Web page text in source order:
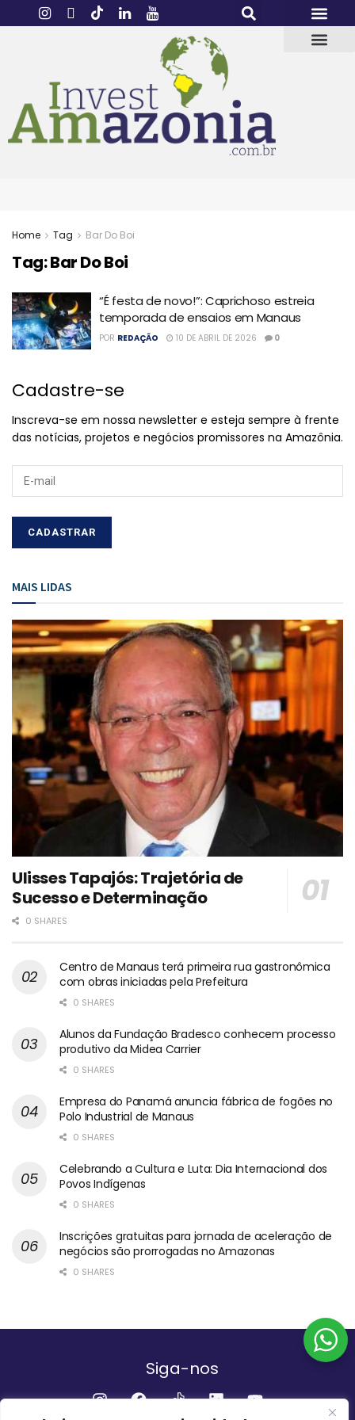
Home Tag Bar Do Boi
Tag:Bar Do Boi
“É festa de novo!”: Caprichoso estreia
temporada de ensaios em Manaus
POR REDAÇÃO 10 DE ABRIL DE 2026 0
Cadastre-se
Inscreva-se em nossa newsletter e esteja sempre à frente
das notícias, projetos e negócios promissores na Amazônia.
MAIS LIDAS
Ulisses Tapajós: Trajetória de
Sucesso e Determinação
0 SHARES
Centro de Manaus terá primeira rua gastronômica
com obras iniciadas pela Prefeitura
0 SHARES
Alunos da Fundação Bradesco conhecem processo
produtivo da Midea Carrier
0 SHARES
Empresa do Panamá anuncia fábrica de fogões no
Polo Industrial de Manaus
0 SHARES
Celebrando a Cultura e Luta: Dia Internacional dos
Povos Indígenas
0 SHARES
Inscrições gratuitas para jornada de aceleração de
negócios são prorrogadas no Amazonas
0 SHARES
Siga-nos